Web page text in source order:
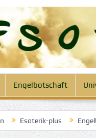
Engelbotschaft
Esoterik-plus